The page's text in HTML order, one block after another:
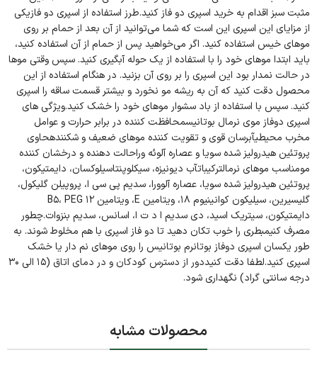
مثبت سبز اقدام به خرید اسپری دو فاز کنید.طرز استفاده از اسپری دو فازیکی
از مزایای این اسپری این است که شما می‌توانید از آن بعد از حمام بر روی
موهای خیس استفاده کنید. اگر می‌خواهید پس از حمام از آن استفاده کنید،
باید ابتدا موهای خود را با استفاده از یک حوله آبگیری کنید. سپس وقتی موها
در حالت نمدار بود این اسپری را بر روی آن بزنید. در هنگام استفاده از این
محصول دقت کنید که آن به ریشه مو نخورد و بیشتر قسمت ساقه را اسپری
کنید. سپس با استفاده از باد سشوار موهای خود را خشک کنید.ویژگی های
اسپری دوفاز موی نرمال بوتانیسمحافظت کننده در برابر حرارت و عوامل
مخرب محیطیآبرسان قوی و تقویت کننده موهای ضعیف و شکنندهحاوی
پروتئین هیدرولیز شده سویا و عصاره آلوئه وراحالت دهنده و درخشان کننده
مومناسب موهای نرمالترکیباتآب دیونیزه، سیکلوپنتاسیلوکسان، دایمتیکون،
پروتئین هیدرولیز شده سویا، عصاره آلوورا، سدیم پی سی ا، پروپیلن گلیکول،
گلیسیرین، سیلیکون کوانینیوم ۱۸، ویتامین E، ویتامین B۵، PEG ۱۲
دایمتیکون، سیتریک اسید، دی سدیم ا د ت ا، اسانس، سدیم بنزوات.چطور
مصرف کنیمبطری را خوب تکان دهید تا دو فاز اسپری با هم مخلوط شوند. به
طور یکسان اسپری دوفاز بوتانرم بوتانیس را روی موهای نم دار یا خشک
اسپری کنید.لطفا دقت کنیددور از دسترس کودکان و در دمای اتاق (۱۵ الی ۳۰
درجه سانتی گراد) نگهداری شود.
محصولات مشابه